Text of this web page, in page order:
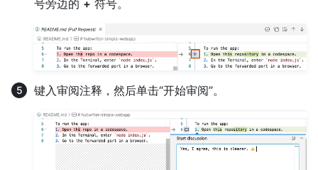
号旁边的 + 符号。
键入审阅注释，然后单击“开始审阅”。